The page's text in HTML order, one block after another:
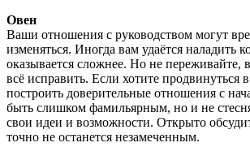
Овен
Ваши отношения с руководством могут
изменяться. Иногда вам удаётся наладить
оказывается сложнее. Но не переживайте,
всё исправить. Если хотите продвинуться
построить доверительные отношения с
быть слишком фамильярным, но и не
свои идеи и возможности. Открыто
точно не останется незамеченным.